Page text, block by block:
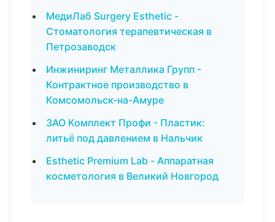
МедиЛаб Surgery Esthetic -
Стоматология терапевтическая в
Петрозаводск
Инжиниринг Металлика Групп -
Контрактное производство в
Комсомольск-на-Амуре
ЗАО Комплект Профи - Пластик:
литьё под давлением в Нальчик
Esthetic Premium Lab - Аппаратная
косметология в Великий Новгород